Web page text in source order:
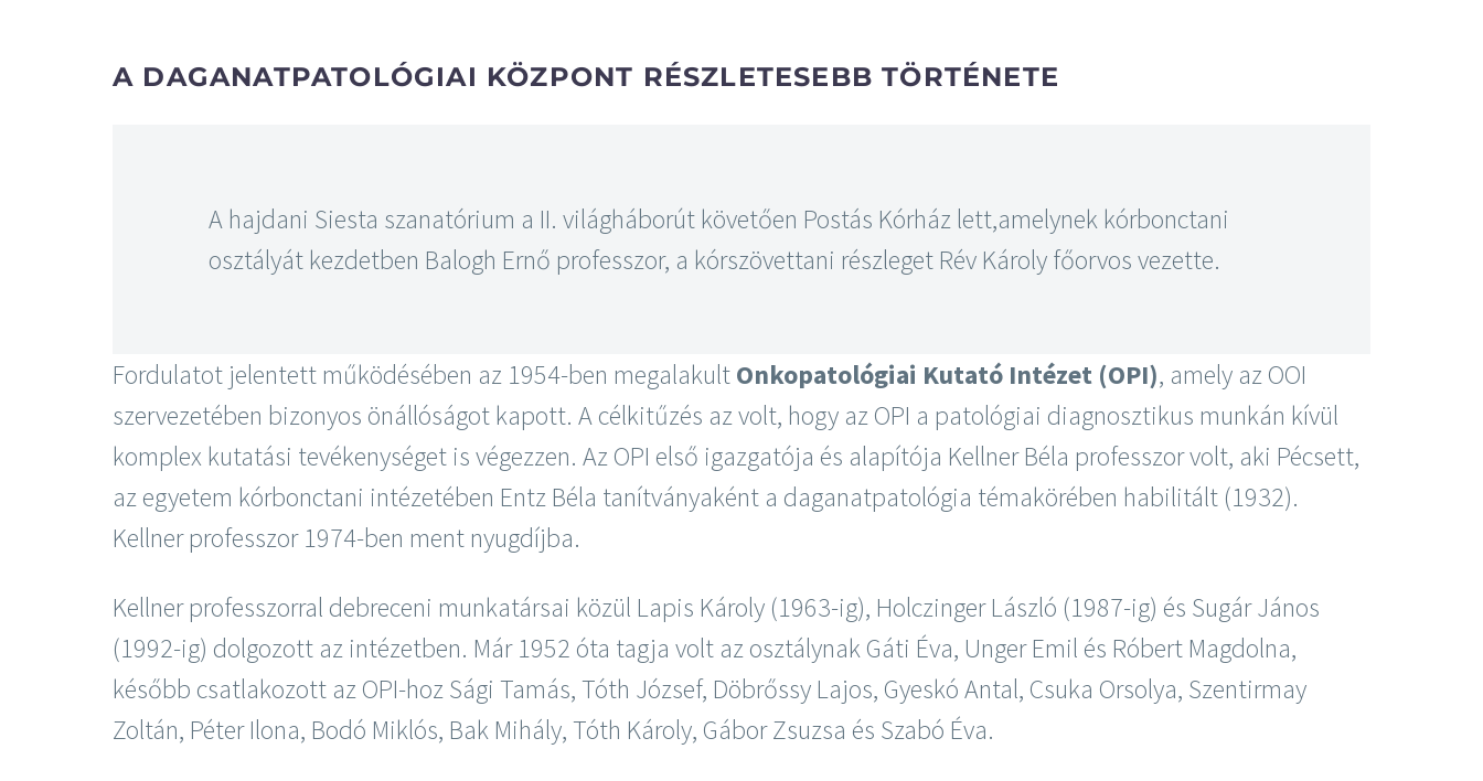
A DAGANATPATOLÓGIAI KÖZPONT RÉSZLETESEBB TÖRTÉNETE
A hajdani Siesta szanatórium a II. világháborút követően Postás Kórház lett,amelynek kórbonctani
osztályát kezdetben Balogh Ernő professzor, a kórszövettani részleget Rév Károly főorvos vezette.
Fordulatot jelentett működésében az 1954-ben megalakultOnkopatológiai Kutató Intézet (OPI), amely az OOI
szervezetében bizonyos önállóságot kapott. A célkitűzés az volt, hogy az OPI a patológiai diagnosztikus munkán kívül
komplex kutatási tevékenységet is végezzen. Az OPI első igazgatója és alapítója Kellner Béla professzor volt, aki Pécsett,
az egyetem kórbonctani intézetében Entz Béla tanítványaként a daganatpatológia témakörében habilitált (1932).
Kellner professzor 1974-ben ment nyugdíjba.
Kellner professzorral debreceni munkatársai közül Lapis Károly (1963-ig), Holczinger László (1987-ig) és Sugár János
(1992-ig) dolgozott az intézetben. Már 1952 óta tagja volt az osztálynak Gáti Éva, Unger Emil és Róbert Magdolna,
később csatlakozott az OPI-hoz Sági Tamás, Tóth József, Döbrőssy Lajos, Gyeskó Antal, Csuka Orsolya, Szentirmay
Zoltán, Péter Ilona, Bodó Miklós, Bak Mihály, Tóth Károly, Gábor Zsuzsa és Szabó Éva.